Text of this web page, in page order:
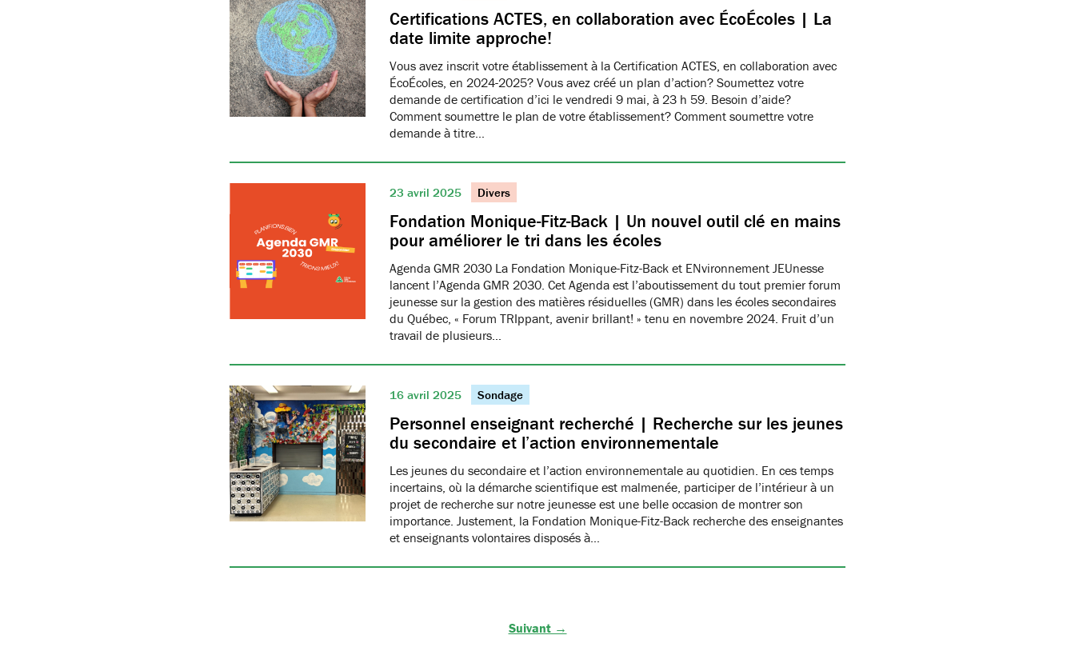
Certifications ACTES, en collaboration avec ÉcoÉcoles | La
date limite approche!
Vous avez inscrit votre établissement à la Certification ACTES, en collaboration avec
ÉcoÉcoles, en 2024-2025? Vous avez créé un plan d’action? Soumettez votre
demande de certification d’ici le vendredi 9 mai, à 23 h 59. Besoin d’aide?
Comment soumettre le plan de votre établissement? Comment soumettre votre
demande à titre…
23 avril 2025 Divers
Fondation Monique-Fitz-Back | Un nouvel outil clé en mains
pour améliorer le tri dans les écoles
Agenda GMR 2030 La Fondation Monique-Fitz-Back et ENvironnement JEUnesse
lancent l’Agenda GMR 2030. Cet Agenda est l’aboutissement du tout premier forum
jeunesse sur la gestion des matières résiduelles (GMR) dans les écoles secondaires
du Québec, « Forum TRIppant, avenir brillant! » tenu en novembre 2024. Fruit d’un
travail de plusieurs…
16 avril 2025 Sondage
Personnel enseignant recherché | Recherche sur les jeunes
du secondaire et l’action environnementale
Les jeunes du secondaire et l’action environnementale au quotidien. En ces temps
incertains, où la démarche scientifique est malmenée, participer de l’intérieur à un
projet de recherche sur notre jeunesse est une belle occasion de montrer son
importance. Justement, la Fondation Monique-Fitz-Back recherche des enseignantes
et enseignants volontaires disposés à…
Suivant →